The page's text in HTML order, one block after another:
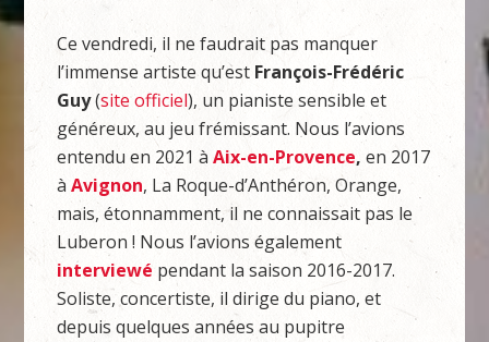
Ce vendredi, il ne faudrait pas manquer
l’immense artiste qu’est François-Frédéric
Guy(site officiel), un pianiste sensible et
généreux, au jeu frémissant. Nous l’avions
entendu en 2021 àAix-en-Provence, en 2017
àAvignon, La Roque-d’Anthéron, Orange,
mais, étonnamment, il ne connaissait pas le
Luberon ! Nous l’avions également
interviewé pendant la saison 2016-2017.
Soliste, concertiste, il dirige du piano, et
depuis quelques années au pupitre